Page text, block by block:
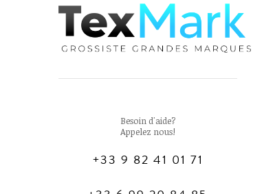
Besoin d'aide?
Appelez nous!
+33 9 82 41 01 71